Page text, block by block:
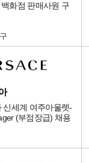
화점 판매사원 구
신세계 여주아울렛-
(부점장급) 채용